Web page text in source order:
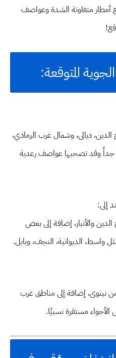
أمطار متفاوتة الشدة وعواصف
المتوقعة:
الدين، ديالى، وشمال غرب الرمادي،
وقد تصحبها عواصف رعدية
إلى:
والأنبار، إضافة إلى بعض
واسط، الديوانية، النجف، وبابل.
نينوى، إضافة إلى مناطق غرب
مستقرة نسبيًا.